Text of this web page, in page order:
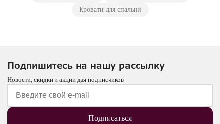
Кровати для спальни
Подпишитесь на нашу рассылку
Новости, скидки и акции для подписчиков
Подписаться